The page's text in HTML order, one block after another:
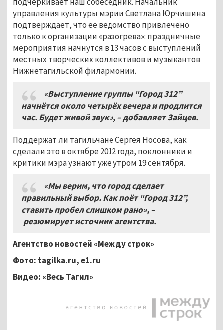
управления культуры мэрии Светлана Юрчишина
подтверждает, что её ведомство привлечено
только к организации «разогрева»: праздничные
мероприятия начнутся в 13 часов с выступлений
местных творческих коллективов и музыкантов
Нижнетагильской филармонии.
«Выступление группы “Город 312”
начнётся около четырёх вечера и продлится
час. Будет живой звук», –добавляет Зайцев.
Поддержат ли тагильчане Сергея Носова, как
сделали это в октябре 2012 года, поклонники и
критики мэра узнают уже утром 19 сентября.
«Мы верим, что город сделает
правильный выбор. Как поёт “Город 312”,
ставить пробел слишком рано», –
резюмирует источник агентства.
Агентство новостей «Между строк»
Фото: tagilka.ru, e1.ru
Видео: «Весь Тагил»